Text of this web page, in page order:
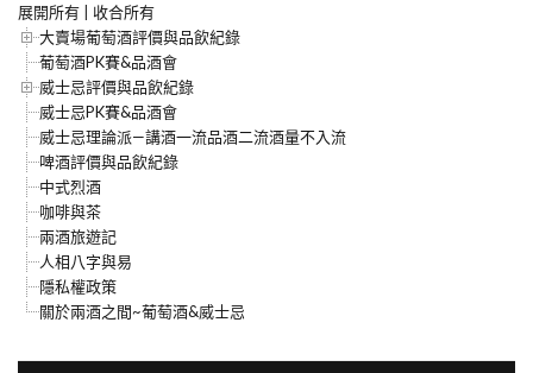
展開所有 | 收合所有
大賣場葡萄酒評價與品飲紀錄
葡萄酒PK賽&品酒會
威士忌評價與品飲紀錄
威士忌PK賽&品酒會
威士忌理論派—講酒一流品酒二流酒量不入流
啤酒評價與品飲紀錄
中式烈酒
咖啡與茶
兩酒旅遊記
人相八字與易
隱私權政策
關於兩酒之間~葡萄酒&威士忌